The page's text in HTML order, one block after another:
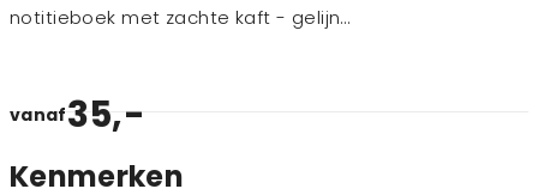
notitieboek met zachte kaft - gelijnd
vanaf35,-
Kenmerken